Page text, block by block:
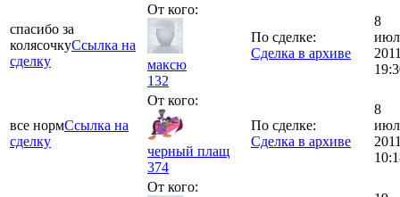
спасибо за
колясочкуСсылка на
сделку
От кого:
максю
132
По сделке:
Сделка в архиве
8
все нормСсылка на
сделку
От кого:
черный плащ
374
По сделке:
Сделка в архиве
8
От кого: